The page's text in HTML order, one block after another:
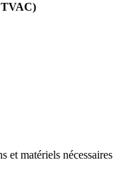
TVAC)
matériels nécessaires